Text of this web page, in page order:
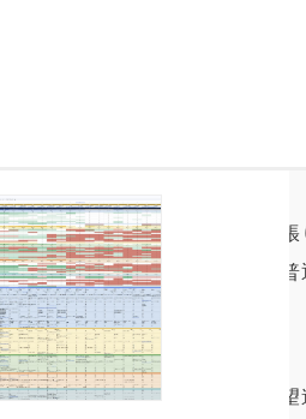
ルや物証など証拠となるものは
切られるかわかりません。証拠
自分で行う浮気調査では尾行や
な本格的なカメラは必要なく、
ょう。
遠くからでも鮮明に撮影できる